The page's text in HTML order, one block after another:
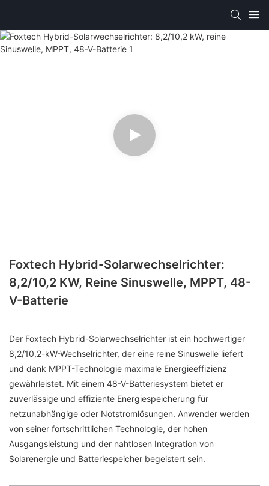
Foxtech Hybrid-Solarwechselrichter:
8,2/10,2 KW, Reine Sinuswelle, MPPT, 48-
V-Batterie
Der Foxtech Hybrid-Solarwechselrichter ist ein hochwertiger
8,2/10,2-kW-Wechselrichter, der eine reine Sinuswelle liefert
und dank MPPT-Technologie maximale Energieeffizienz
gewährleistet. Mit einem 48-V-Batteriesystem bietet er
zuverlässige und effiziente Energiespeicherung für
netzunabhängige oder Notstromlösungen. Anwender werden
von seiner fortschrittlichen Technologie, der hohen
Ausgangsleistung und der nahtlosen Integration von
Solarenergie und Batteriespeicher begeistert sein.